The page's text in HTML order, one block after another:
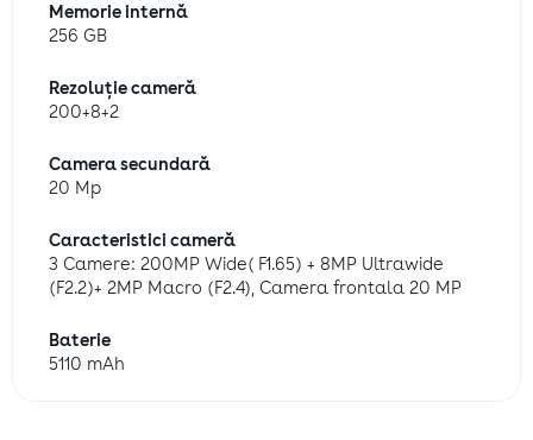
Memorie internă
256 GB
Rezoluție cameră
200+8+2
Camera secundară
20 Mp
Caracteristici cameră
3 Camere: 200MP Wide( F1.65) + 8MP Ultrawide
(F2.2)+ 2MP Macro (F2.4), Camera frontala 20 MP
Baterie
5110 mAh
care-i pasă și de aceea credem că un OK e binevenit!
Vizualizarea modulelor cookie de publicitate
ACCEPT TOATE FIȘIERELE COOKIE
Trimite
Pentru mai multe informații despre modul în care Google
utilizează datele, accesează
Vezi aici politica de confidențialitate